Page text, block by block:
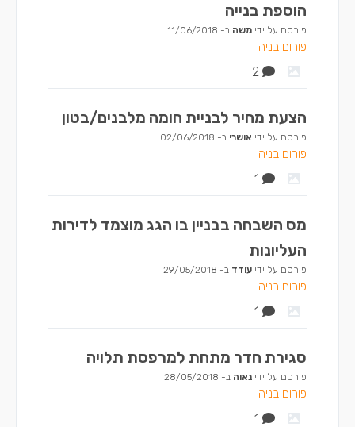
הוספת בנייה
פורסם על ידי משה ב- 11/06/2018
פורום בניה
2
הצעת מחיר לבניית חומה מלבנים/בטון
פורסם על ידי אושרי ב- 02/06/2018
פורום בניה
1
מס השבחה בבניין בו הגג מוצמד לדירות
העליונות
פורסם על ידי עודד ב- 29/05/2018
פורום בניה
1
סגירת חדר מתחת למרפסת תלויה
פורסם על ידי נאוה ב- 28/05/2018
פורום בניה
1